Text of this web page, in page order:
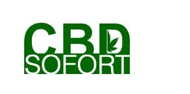
springen